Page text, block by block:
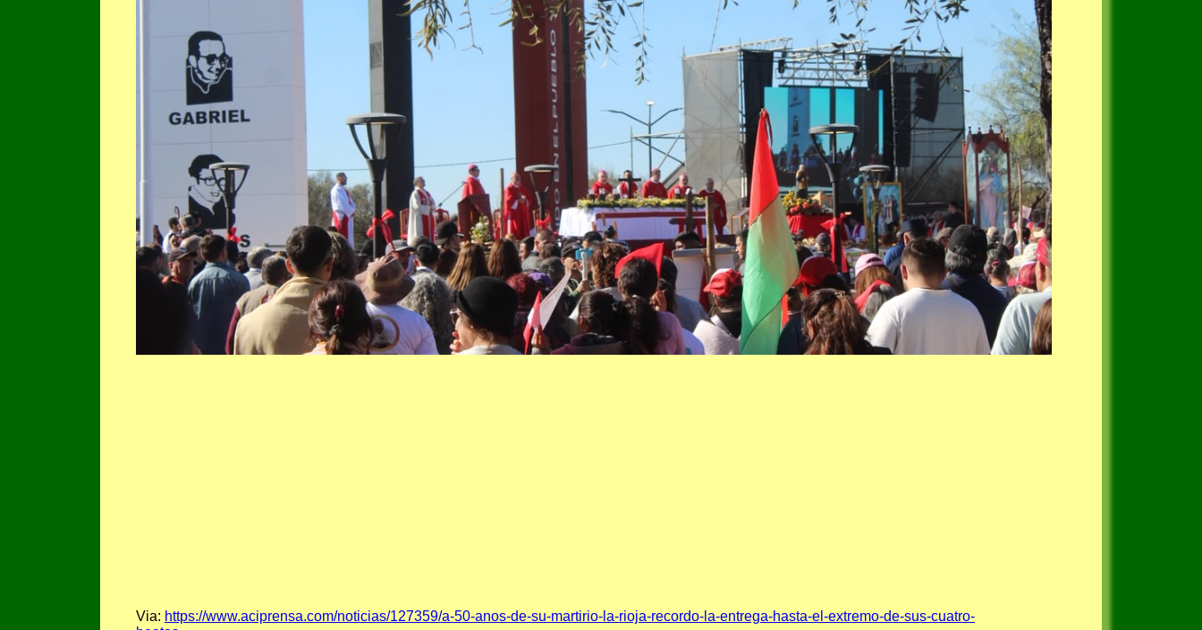
Via: https://www.aciprensa.com/noticias/127359/a-50-anos-de-su-martirio-la-rioja-recordo-la-entrega-hasta-el-extremo-de-sus-cuatro-